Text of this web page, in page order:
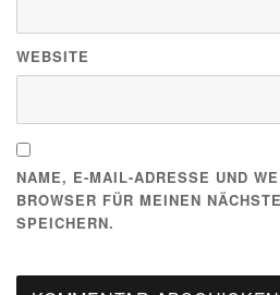
WEBSITE
NAME, E-MAIL-ADRESSE UND
BROWSER FÜR MEINEN
SPEICHERN.